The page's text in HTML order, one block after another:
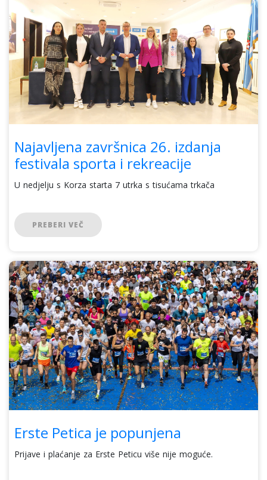
Najavljena završnica 26. izdanja
festivala sporta i rekreacije
U nedjelju s Korza starta 7 utrka s tisućama trkača
PREBERI VEČ
Erste Petica je popunjena
Prijave i plaćanje za Erste Peticu više nije moguće.